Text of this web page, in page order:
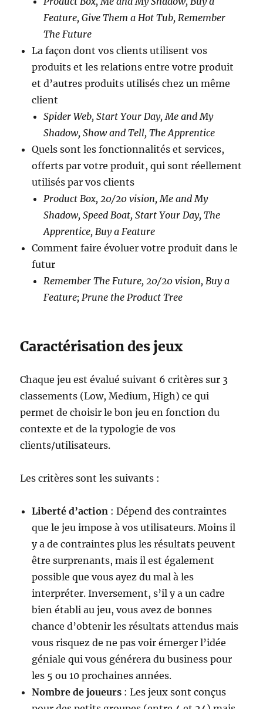
Feature, Give Them a Hot Tub, Remember
The Future
La façon dont vos clients utilisent vos
produits et les relations entre votre produit
et d’autres produits utilisés chez un même
client
Spider Web, Start Your Day, Me and My
Shadow, Show and Tell, The Apprentice
Quels sont les fonctionnalités et services,
offerts par votre produit, qui sont réellement
utilisés par vos clients
Product Box, 20/20 vision, Me and My
Shadow, Speed Boat, Start Your Day, The
Apprentice, Buy a Feature
Comment faire évoluer votre produit dans le
futur
Remember The Future, 20/20 vision, Buy a
Feature; Prune the Product Tree
Caractérisation des jeux
Chaque jeu est évalué suivant 6 critères sur 3
classements (Low, Medium, High) ce qui
permet de choisir le bon jeu en fonction du
contexte et de la typologie de vos
clients/utilisateurs.
Les critères sont les suivants :
Liberté d’action : Dépend des contraintes
que le jeu impose à vos utilisateurs. Moins il
y a de contraintes plus les résultats peuvent
être surprenants, mais il est également
possible que vous ayez du mal à les
interpréter. Inversement, s’il y a un cadre
bien établi au jeu, vous avez de bonnes
chance d’obtenir les résultats attendus mais
vous risquez de ne pas voir émerger l’idée
géniale qui vous générera du business pour
les 5 ou 10 prochaines années.
Nombre de joueurs : Les jeux sont conçus